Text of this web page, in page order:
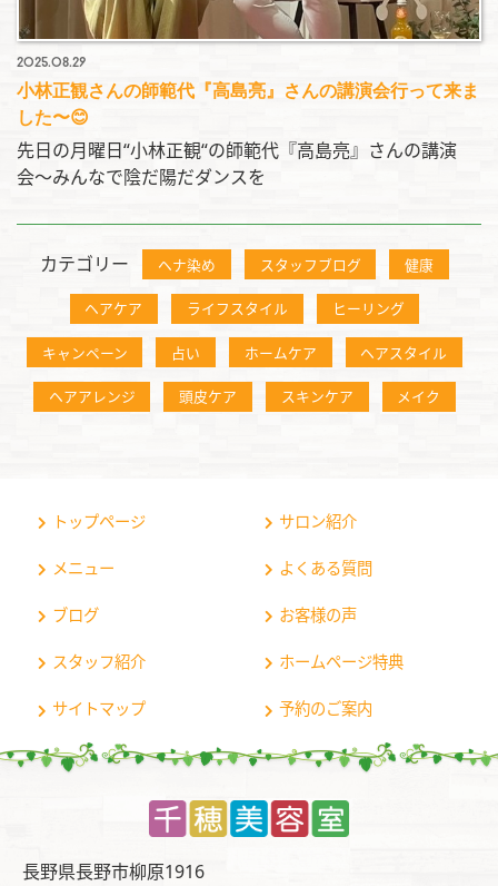
2025.08.29
小林正観さんの師範代『高島亮』さんの講演会行って来ま
した〜😊
先日の月曜日“小林正観“の師範代『高島亮』さんの講演
会〜みんなで陰だ陽だダンスを
カテゴリー ヘナ染め スタッフブログ 健康
ヘアケア ライフスタイル ヒーリング
キャンペーン 占い ホームケア ヘアスタイル
ヘアアレンジ 頭皮ケア スキンケア メイク
トップページ サロン紹介
メニュー よくある質問
ブログ お客様の声
スタッフ紹介 ホームページ特典
サイトマップ 予約のご案内
長野県長野市柳原1916